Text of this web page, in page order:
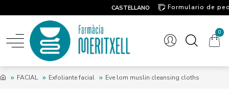
CASTELLANO
Formulario de
0
FACIAL Exfoliante facial Eve lom muslin cleansing cloths